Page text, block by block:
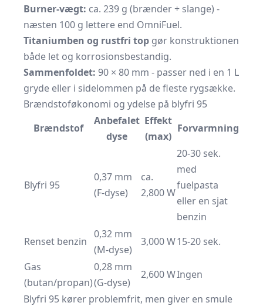
Burner-vægt: ca. 239 g (brænder + slange) -
næsten 100 g lettere end OmniFuel.
Titaniumben og rustfri top gør konstruktionen
både let og korrosionsbestandig.
Sammenfoldet: 90 × 80 mm - passer ned i en 1 L
gryde eller i sidelommen på de fleste rygsække.
Brændstoføkonomi og ydelse på blyfri 95
Brændstof
Anbefalet
dyse
Effekt
(max)
Forvarmning
Blyfri 95
0,37 mm
(F-dyse)
ca.
2,800 W
20-30 sek.
med
fuelpasta
eller en sjat
benzin
Renset benzin
0,32 mm
(M-dyse)
3,000 W15-20 sek.
Gas
(butan/propan)
0,28 mm
(G-dyse)
2,600 WIngen
Blyfri 95 kører problemfrit, men giver en smule